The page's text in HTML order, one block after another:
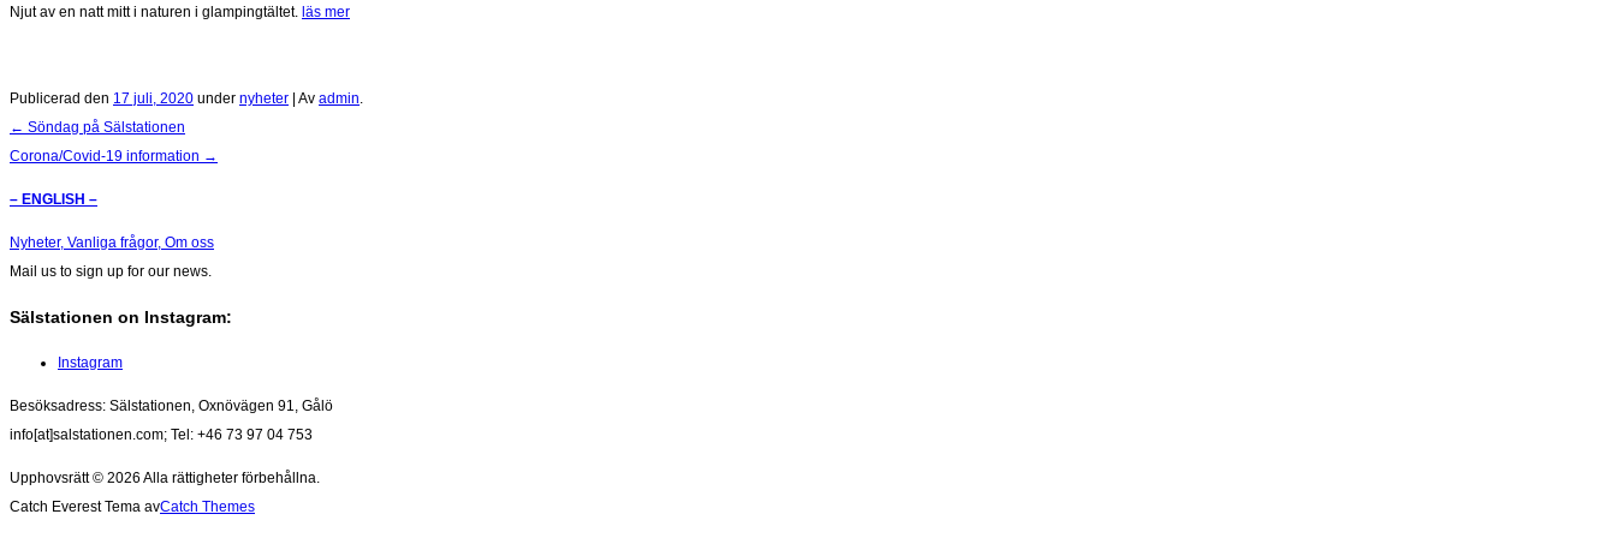
Njut av en natt mitt i naturen i glampingtältet. läs mer
Publicerad den 17 juli, 2020 under nyheter | Av admin.
Inläggsnavigering
← Söndag på Sälstationen
Corona/Covid-19 information →
– ENGLISH –
Nyheter, Vanliga frågor, Om oss
Mail us to sign up for our news.
Sälstationen on Instagram:
Instagram
Besöksadress: Sälstationen, Oxnövägen 91, Gålö
info[at]salstationen.com; Tel: +46 73 97 04 753
Upphovsrätt © 2026 Alla rättigheter förbehållna.
Catch Everest Tema avCatch Themes